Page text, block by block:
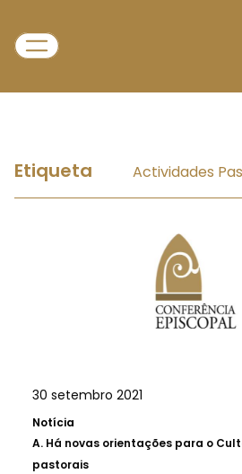
Etiqueta Actividades
30 setembro 2021
Notícia
A. Há novas orientações para o
pastorais